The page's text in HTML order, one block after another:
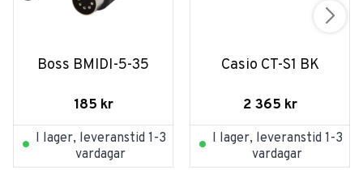
Boss BMIDI-5-35
185 kr
I lager, leveranstid 1-3
vardagar
Casio CT-S1 BK
2 365 kr
I lager, leveranstid 1-3
vardagar